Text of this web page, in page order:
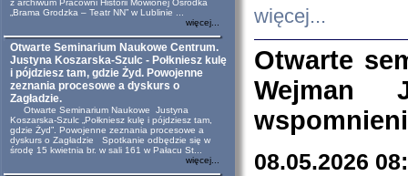
z archiwum Pracowni Historii Mówionej Ośrodka
„Brama Grodzka – Teatr NN” w Lublinie ...
więcej...
Otwarte Seminarium Naukowe Centrum.
Justyna Koszarska-Szulc - Połkniesz kulę
i pójdziesz tam, gdzie Żyd. Powojenne
zeznania procesowe a dyskurs o
Zagładzie.
Otwarte Seminarium Naukowe Justyna
Koszarska-Szulc „Połkniesz kulę i pójdziesz tam,
gdzie Żyd”. Powojenne zeznania procesowe a
dyskurs o Zagładzie Spotkanie odbędzie się w
środę 15 kwietnia br. w sali 161 w Pałacu St...
więcej...
więcej...
Otwarte
Wejman
08.05.2026